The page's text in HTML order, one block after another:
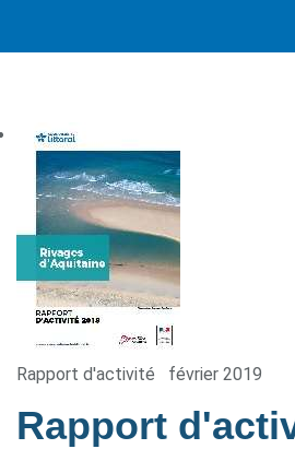
Rapport d'activité février 2019
Rapport